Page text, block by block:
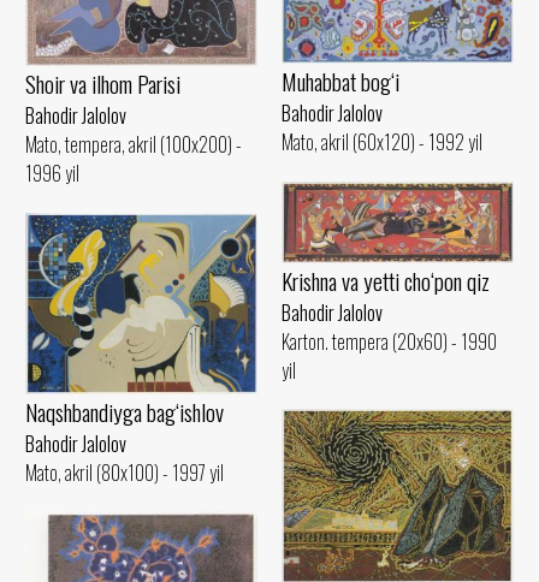
Muhabbat bog‘i
Bahodir Jalolov
Mato, akril (60x120) - 1992 yil
Shoir va ilhom Parisi
Bahodir Jalolov
Mato, tempera, akril (100x200) -
1996 yil
Krishna va yetti cho‘pon qiz
Bahodir Jalolov
Karton. tempera (20x60) - 1990
yil
Naqshbandiyga bag‘ishlov
Bahodir Jalolov
Mato, akril (80x100) - 1997 yil